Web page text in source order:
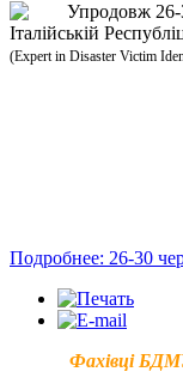
Упродовж 26-
Італійській
(Expert in Disaster Victim
Подробнее: 26-30
Фахівці